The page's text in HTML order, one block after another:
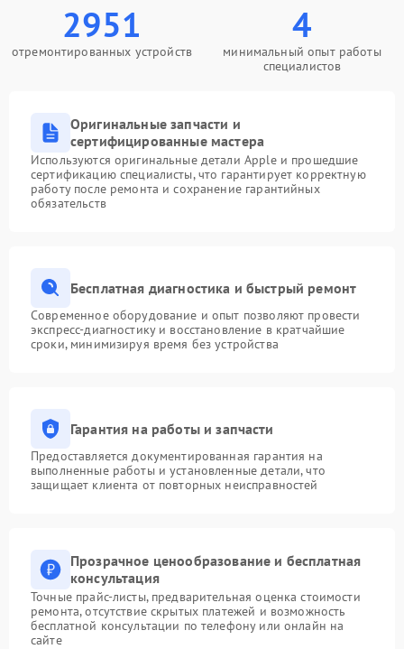
2951
отремонтированных устройств
4
минимальный опыт работы
специалистов
Оригинальные запчасти и
сертифицированные мастера
Используются оригинальные детали Apple и прошедшие
сертификацию специалисты, что гарантирует корректную
работу после ремонта и сохранение гарантийных
обязательств
Бесплатная диагностика и быстрый ремонт
Современное оборудование и опыт позволяют провести
экспресс-диагностику и восстановление в кратчайшие
сроки, минимизируя время без устройства
Гарантия на работы и запчасти
Предоставляется документированная гарантия на
выполненные работы и установленные детали, что
защищает клиента от повторных неисправностей
Прозрачное ценообразование и бесплатная
консультация
Точные прайс-листы, предварительная оценка стоимости
ремонта, отсутствие скрытых платежей и возможность
бесплатной консультации по телефону или онлайн на
сайте